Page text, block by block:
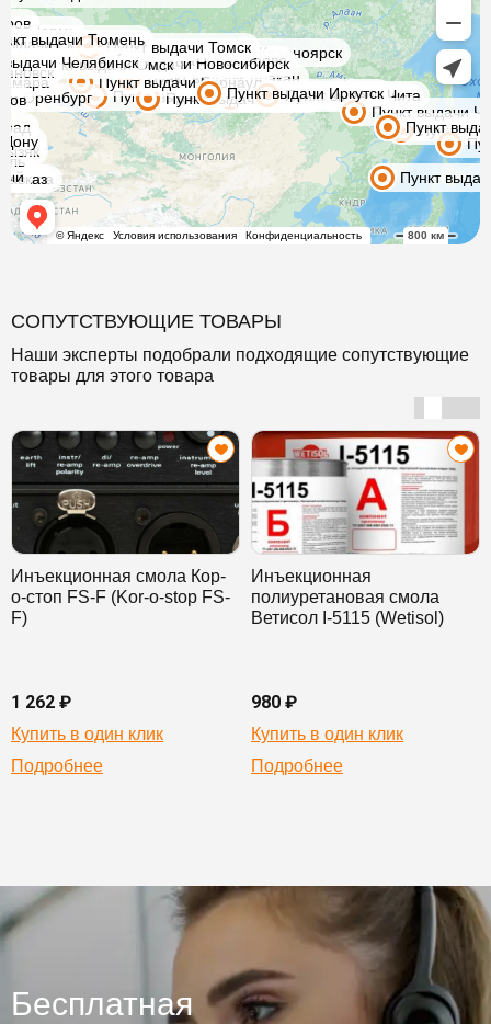
СОПУТСТВУЮЩИЕ ТОВАРЫ
Наши эксперты подобрали подходящие сопутствующие
товары для этого товара
Инъекционная смола Кор-
о-стоп FS-F (Kor-o-stop FS-
F)
1 262 ₽
Купить в один клик
Подробнее
Инъекционная
полиуретановая смола
Ветисол I-5115 (Wetisol)
980 ₽
Купить в один клик
Подробнее
Бесплатная